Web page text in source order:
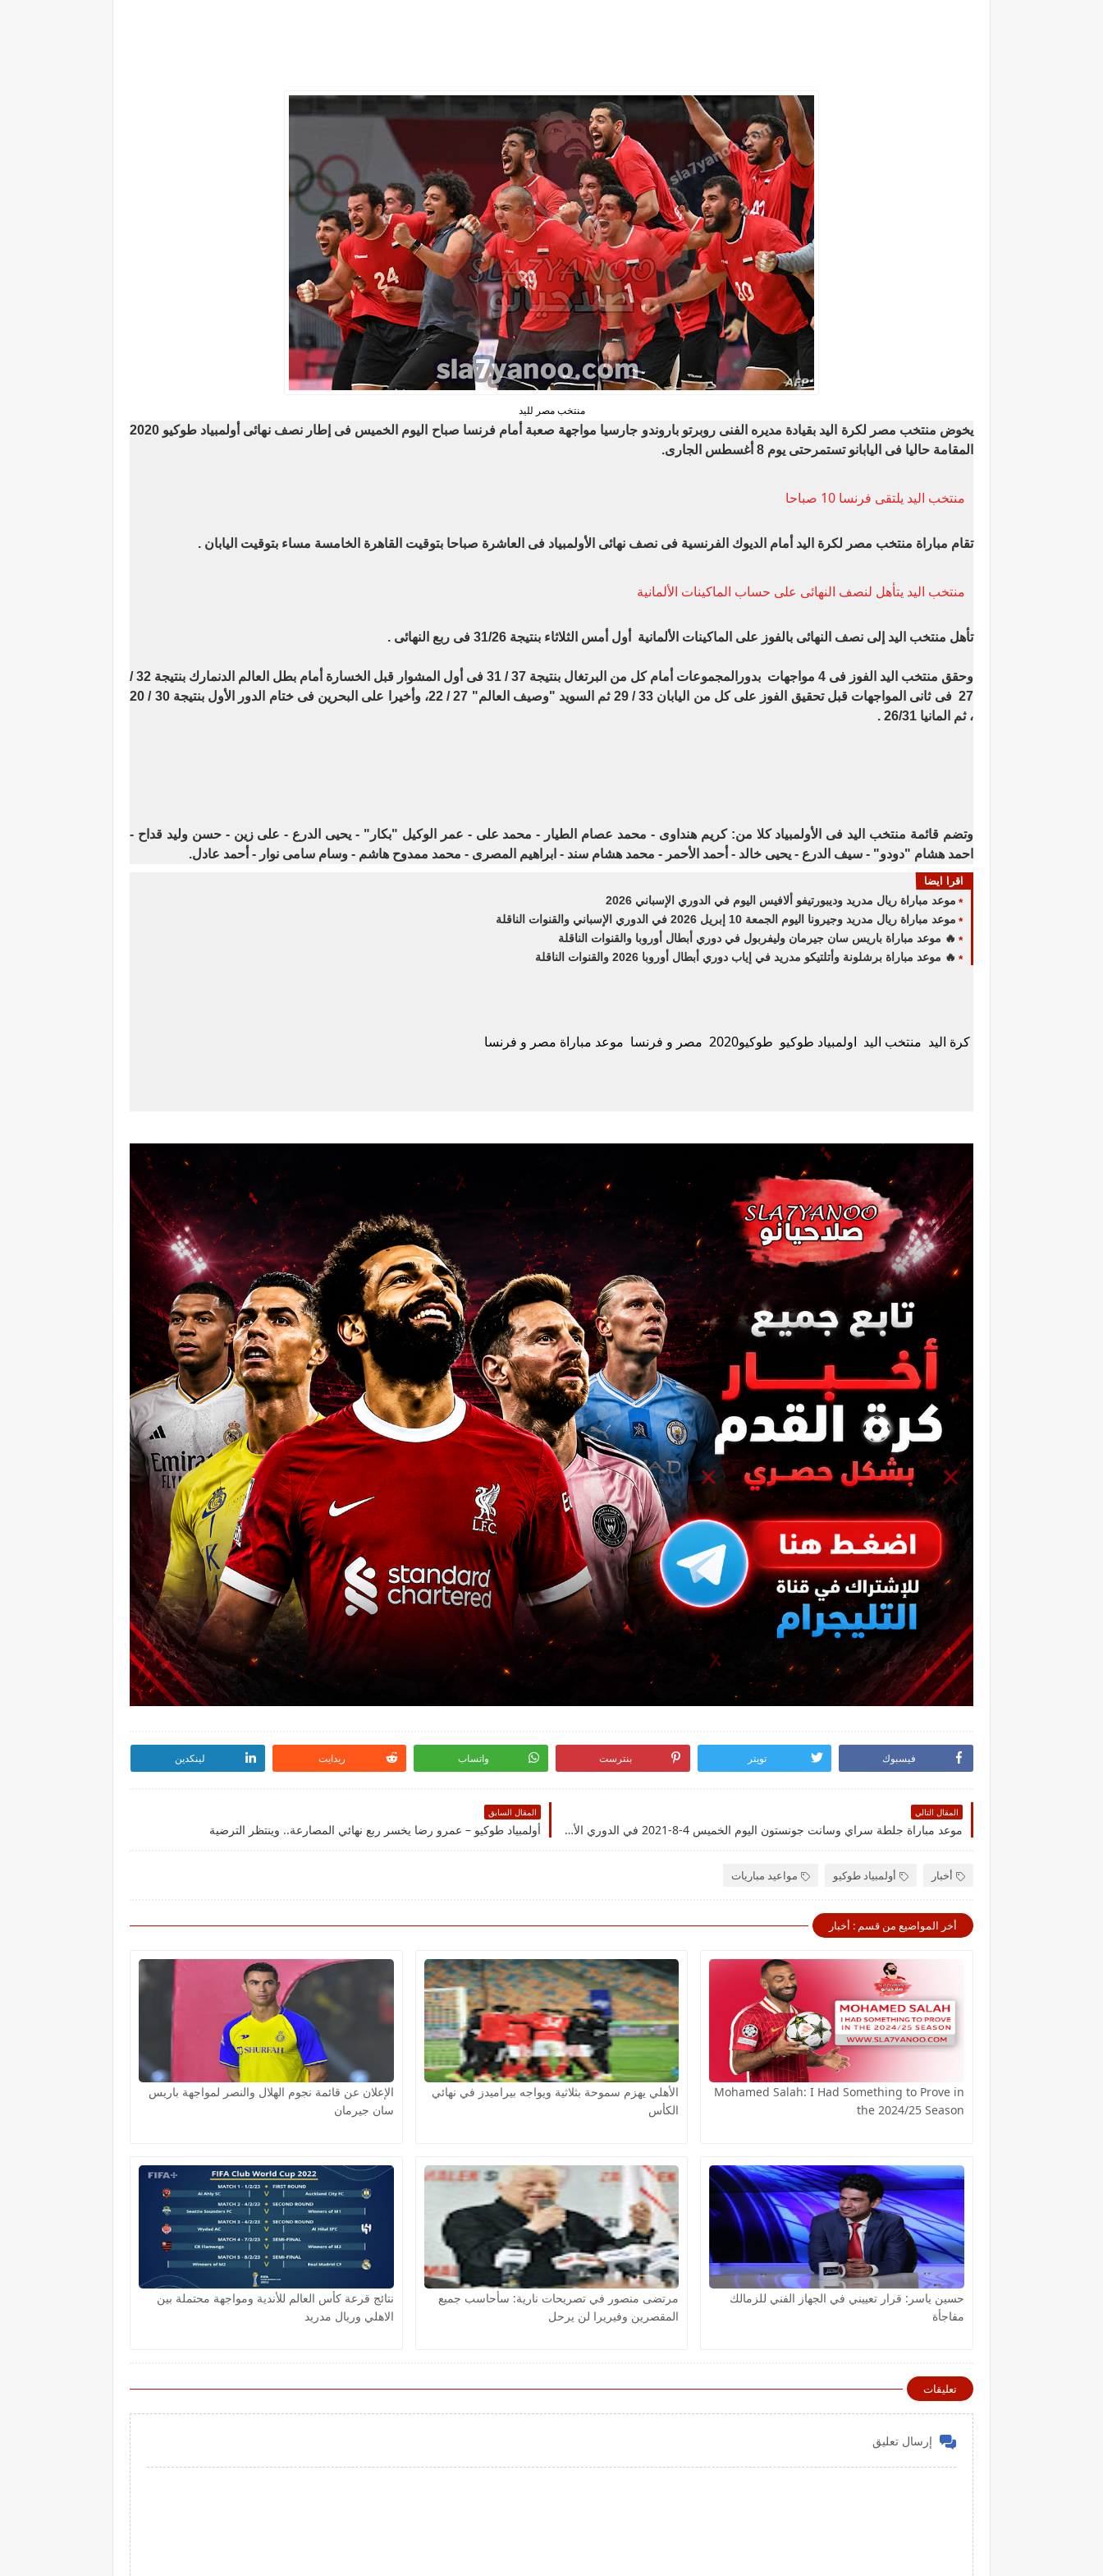
منتخب مصر لليد
يخوض منتخب مصر لكرة اليد بقيادة مديره الفنى روبرتو باروندو جارسيا مواجهة صعبة أمام فرنسا صباح اليوم الخميس فى إطار نصف نهائى أولمبياد طوكيو 2020
المقامة حاليا فى اليابانو تستمرحتى يوم 8 أغسطس الجارى.
منتخب اليد يلتقى فرنسا 10 صباحا
تقام مباراة منتخب مصر لكرة اليد أمام الديوك الفرنسية فى نصف نهائى الأولمبياد فى العاشرة صباحا بتوقيت القاهرة الخامسة مساء بتوقيت اليابان .
منتخب اليد يتأهل لنصف النهائى على حساب الماكينات الألمانية
تأهل منتخب اليد إلى نصف النهائى بالفوز على الماكينات الألمانية أول أمس الثلاثاء بنتيجة 31/26 فى ربع النهائى .
وحقق منتخب اليد الفوز فى 4 مواجهات بدورالمجموعات أمام كل من البرتغال بنتيجة 37 / 31 فى أول المشوار قبل الخسارة أمام بطل العالم الدنمارك بنتيجة 32 /
27 فى ثانى المواجهات قبل تحقيق الفوز على كل من اليابان 33 / 29 ثم السويد "وصيف العالم" 27 / 22، وأخيرا على البحرين فى ختام الدور الأول بنتيجة 30 / 20
، ثم المانيا 26/31 .
وتضم قائمة منتخب اليد فى الأولمبياد كلا من: كريم هنداوى - محمد عصام الطيار - محمد على - عمر الوكيل "بكار" - يحيى الدرع - على زين - حسن وليد قداح -
احمد هشام "دودو" - سيف الدرع - يحيى خالد - أحمد الأحمر - محمد هشام سند - ابراهيم المصرى - محمد ممدوح هاشم - وسام سامى نوار - أحمد عادل.
اقرا ايضا
موعد مباراة ريال مدريد وديبورتيفو ألافيس اليوم في الدوري الإسباني 2026
موعد مباراة ريال مدريد وجيرونا اليوم الجمعة 10 إبريل 2026 في الدوري الإسباني والقنوات الناقلة
🔥 موعد مباراة باريس سان جيرمان وليفربول في دوري أبطال أوروبا والقنوات الناقلة
🔥 موعد مباراة برشلونة وأتلتيكو مدريد في إياب دوري أبطال أوروبا 2026 والقنوات الناقلة
كرة اليد منتخب اليد اولمبياد طوكيو طوكيو2020 مصر و فرنسا موعد مباراة مصر و فرنسا
فيسبوك تويتر بنترست واتساب ريدايت لينكدين
المقال التالي
موعد مباراة جلطة سراي وسانت جونستون اليوم الخميس 4-8-2021 في الدوري الأوربي والقنوات الناقلة
المقال السابق
أولمبياد طوكيو – عمرو رضا يخسر ربع نهائي المصارعة.. وينتظر الترضية
أخبار أولمبياد طوكيو مواعيد مباريات
أخر المواضيع من قسم : أخبار
Mohamed Salah: I Had Something to Prove in
the 2024/25 Season
الأهلي يهزم سموحة بثلاثية ويواجه بيراميدز في نهائي
الكأس
الإعلان عن قائمة نجوم الهلال والنصر لمواجهة باريس
سان جيرمان
حسين ياسر: قرار تعييني في الجهاز الفني للزمالك
مفاجأة
مرتضى منصور في تصريحات نارية: سأحاسب جميع
المقصرين وفيريرا لن يرحل
نتائج قرعة كأس العالم للأندية ومواجهة محتملة بين
الاهلي وريال مدريد
تعليقات
إرسال تعليق